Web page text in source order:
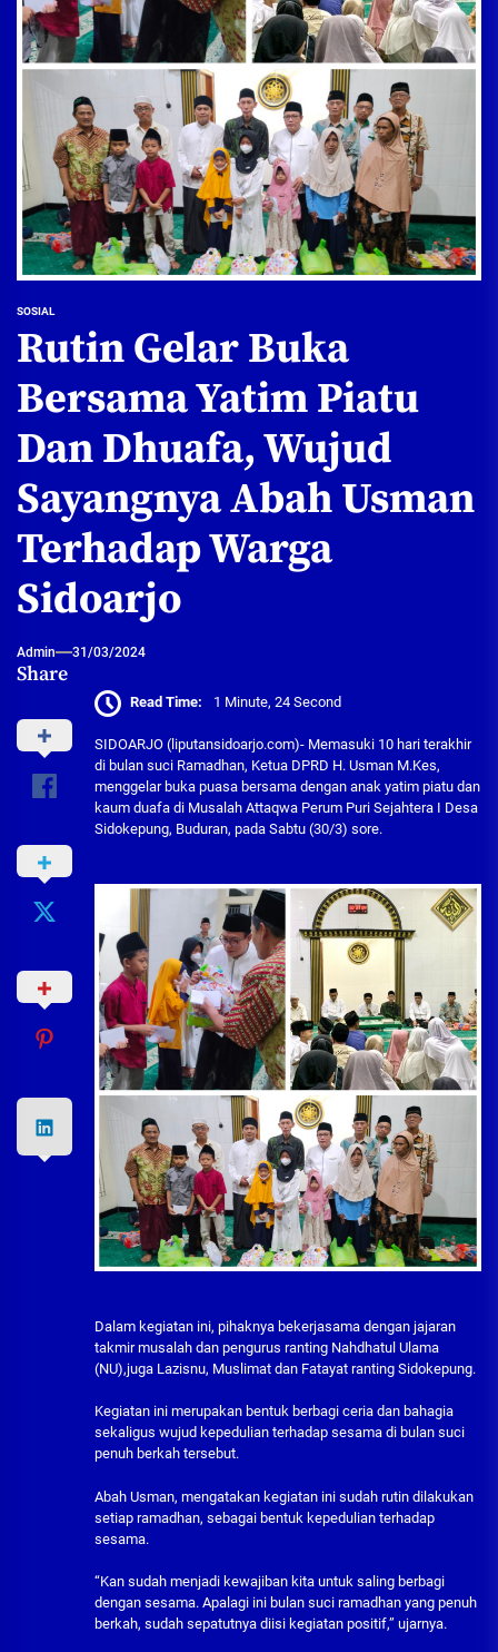
SOSIAL
Rutin Gelar Buka
Bersama Yatim Piatu
Dan Dhuafa, Wujud
Sayangnya Abah Usman
Terhadap Warga
Sidoarjo
Admin 31/03/2024
Share
Read Time: 1 Minute, 24 Second
SIDOARJO (liputansidoarjo.com)- Memasuki 10 hari terakhir
di bulan suci Ramadhan, Ketua DPRD H. Usman M.Kes,
menggelar buka puasa bersama dengan anak yatim piatu dan
kaum duafa di Musalah Attaqwa Perum Puri Sejahtera I Desa
Sidokepung, Buduran, pada Sabtu (30/3) sore.
Dalam kegiatan ini, pihaknya bekerjasama dengan jajaran
takmir musalah dan pengurus ranting Nahdhatul Ulama
(NU),juga Lazisnu, Muslimat dan Fatayat ranting Sidokepung.
Kegiatan ini merupakan bentuk berbagi ceria dan bahagia
sekaligus wujud kepedulian terhadap sesama di bulan suci
penuh berkah tersebut.
Abah Usman, mengatakan kegiatan ini sudah rutin dilakukan
setiap ramadhan, sebagai bentuk kepedulian terhadap
sesama.
“Kan sudah menjadi kewajiban kita untuk saling berbagi
dengan sesama. Apalagi ini bulan suci ramadhan yang penuh
berkah, sudah sepatutnya diisi kegiatan positif,” ujarnya.